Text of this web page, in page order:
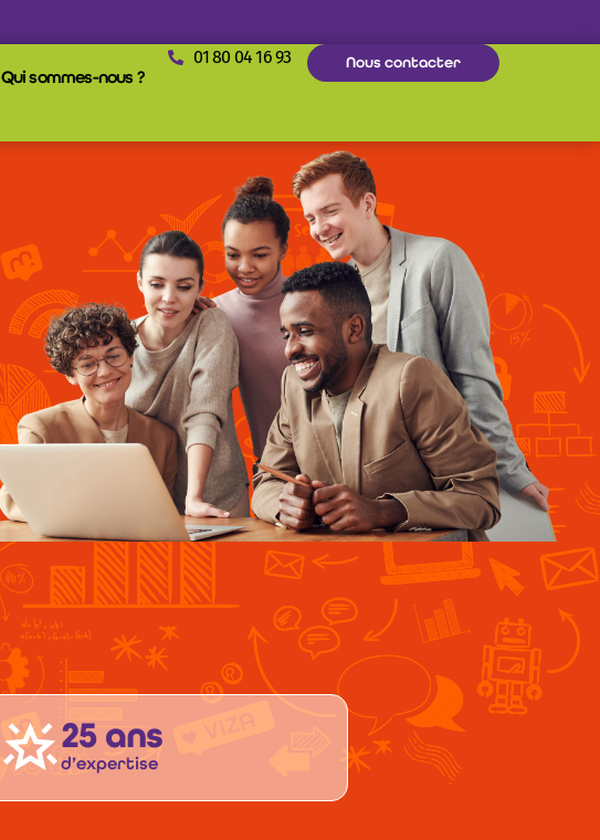
Qui sommes-nous ?
01 80 04 16 93 Nous contacter
25 ans
d’expertise